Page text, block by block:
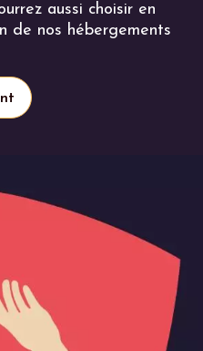
aussi choisir en
de nos hébergements